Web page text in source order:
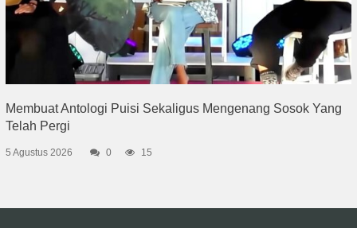
Membuat Antologi Puisi Sekaligus Mengenang Sosok Yang
Telah Pergi
5 Agustus 2026 0 15